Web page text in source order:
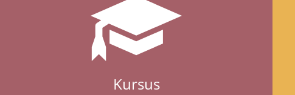
Kursus